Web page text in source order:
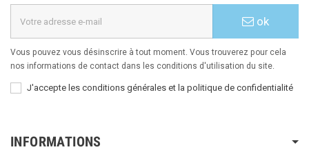
ok
Vous pouvez vous désinscrire à tout moment. Vous trouverez pour cela
nos informations de contact dans les conditions d'utilisation du site.
J'accepte les conditions générales et la politique de confidentialité
INFORMATIONS